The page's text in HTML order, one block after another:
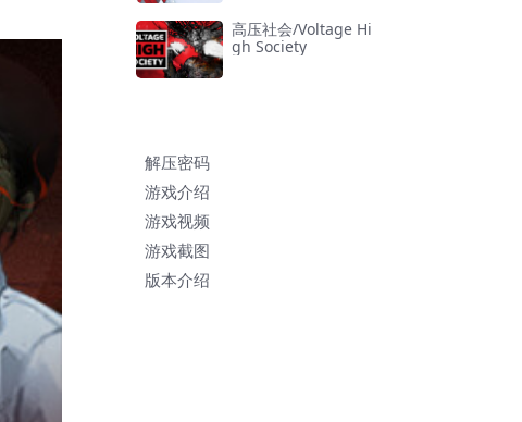
高压社会/Voltage Hi
gh Society
解压密码
游戏介绍
游戏视频
游戏截图
版本介绍